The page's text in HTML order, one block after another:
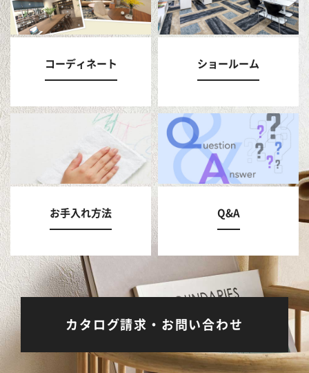
コーディネート ショールーム
お手入れ方法 Q&A
カタログ請求・お問い合わせ